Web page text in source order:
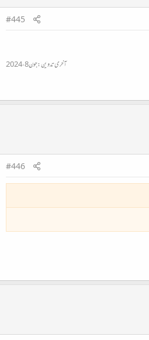
#445
آخری تدوین:جون 8، 2024
#446